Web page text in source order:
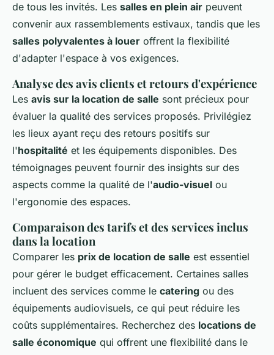
de tous les invités. Les salles en plein air peuvent
convenir aux rassemblements estivaux, tandis que les
salles polyvalentes à louer offrent la flexibilité
d'adapter l'espace à vos exigences.
Analyse des avis clients et retours d'expérience
Les avis sur la location de salle sont précieux pour
évaluer la qualité des services proposés. Privilégiez
les lieux ayant reçu des retours positifs sur
l'hospitalité et les équipements disponibles. Des
témoignages peuvent fournir des insights sur des
aspects comme la qualité de l'audio-visuel ou
l'ergonomie des espaces.
Comparaison des tarifs et des services inclus
dans la location
Comparer les prix de location de salle est essentiel
pour gérer le budget efficacement. Certaines salles
incluent des services comme le catering ou des
équipements audiovisuels, ce qui peut réduire les
coûts supplémentaires. Recherchez des locations de
salle économique qui offrent une flexibilité dans le